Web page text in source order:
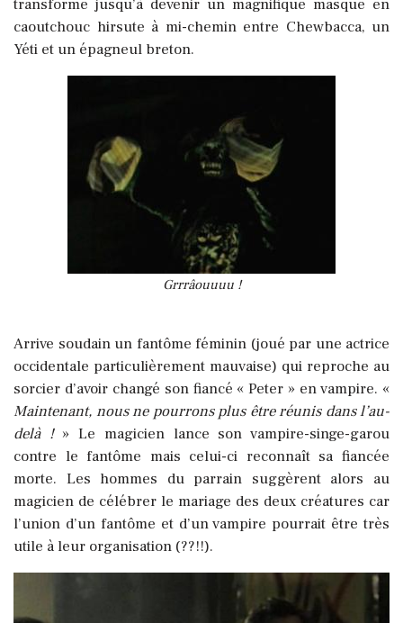
transforme jusqu’à devenir un magnifique masque en
caoutchouc hirsute à mi-chemin entre Chewbacca, un
Yéti et un épagneul breton.
Grrrâouuuu !
Arrive soudain un fantôme féminin (joué par une actrice
occidentale particulièrement mauvaise) qui reproche au
sorcier d’avoir changé son fiancé « Peter » en vampire. «
Maintenant, nous ne pourrons plus être réunis dans l’au-
delà !» Le magicien lance son vampire-singe-garou
contre le fantôme mais celui-ci reconnaît sa fiancée
morte. Les hommes du parrain suggèrent alors au
magicien de célébrer le mariage des deux créatures car
l’union d’un fantôme et d’un vampire pourrait être très
utile à leur organisation (??!!).